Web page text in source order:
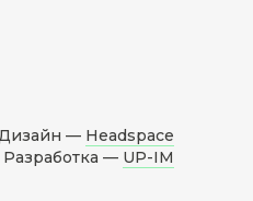
— Headspace
Разработка — UP-IM